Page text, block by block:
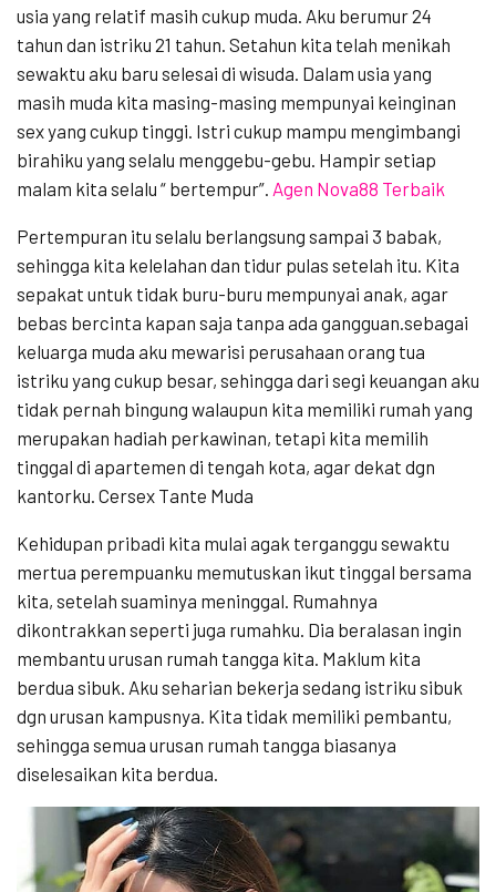
usia yang relatif masih cukup muda. Aku berumur 24
tahun dan istriku 21 tahun. Setahun kita telah menikah
sewaktu aku baru selesai di wisuda. Dalam usia yang
masih muda kita masing-masing mempunyai keinginan
sex yang cukup tinggi. Istri cukup mampu mengimbangi
birahiku yang selalu menggebu-gebu. Hampir setiap
malam kita selalu “ bertempur”. Agen Nova88 Terbaik
Pertempuran itu selalu berlangsung sampai 3 babak,
sehingga kita kelelahan dan tidur pulas setelah itu. Kita
sepakat untuk tidak buru-buru mempunyai anak, agar
bebas bercinta kapan saja tanpa ada gangguan.sebagai
keluarga muda aku mewarisi perusahaan orang tua
istriku yang cukup besar, sehingga dari segi keuangan aku
tidak pernah bingung walaupun kita memiliki rumah yang
merupakan hadiah perkawinan, tetapi kita memilih
tinggal di apartemen di tengah kota, agar dekat dgn
kantorku. Cersex Tante Muda
Kehidupan pribadi kita mulai agak terganggu sewaktu
mertua perempuanku memutuskan ikut tinggal bersama
kita, setelah suaminya meninggal. Rumahnya
dikontrakkan seperti juga rumahku. Dia beralasan ingin
membantu urusan rumah tangga kita. Maklum kita
berdua sibuk. Aku seharian bekerja sedang istriku sibuk
dgn urusan kampusnya. Kita tidak memiliki pembantu,
sehingga semua urusan rumah tangga biasanya
diselesaikan kita berdua.